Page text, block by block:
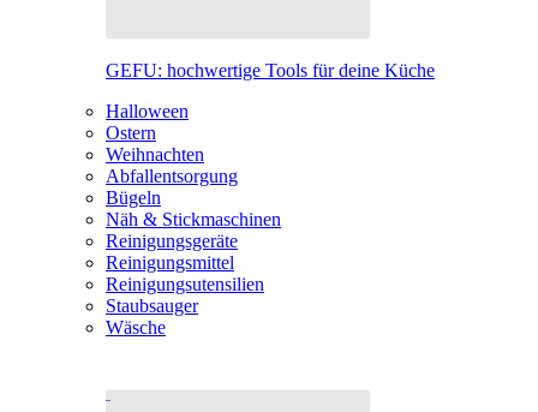
GEFU: hochwertige Tools für deine Küche
Halloween
Ostern
Weihnachten
Abfallentsorgung
Bügeln
Näh & Stickmaschinen
Reinigungsgeräte
Reinigungsmittel
Reinigungsutensilien
Staubsauger
Wäsche